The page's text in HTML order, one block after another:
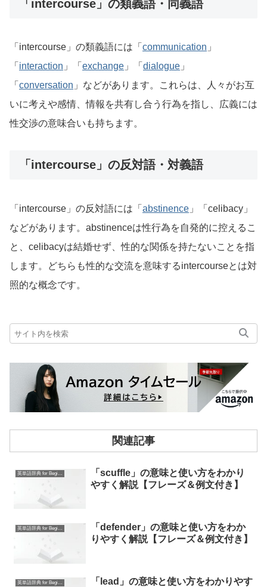
「intercourse」の類義語・同義語
「intercourse」の類義語には「 communication 」
「 interaction 」「 exchange 」「 dialogue 」
「 conversation 」などがあります。これらは、人々がお互
いに考えや感情、情報を共有し合う行為を指し、広義には
性交渉の意味合いも持ちます。
「intercourse」の反対語・対義語
「intercourse」の反対語には「 abstinence 」「celibacy」
などがあります。abstinenceは性行為を自発的に控えるこ
と、celibacyは結婚せず、性的な関係を持たないことを指
します。どちらも性的な交流を意味するintercourseとは対
照的な概念です。
関連記事
英単語辞典 for Beginners
「scuffle」の意味と使い方をわかり
やすく解説【フレーズ＆例文付き】
英単語辞典 for Beginners
「defender」の意味と使い方をわか
りやすく解説【フレーズ＆例文付き】
英単語辞典 for Beginners
「lead」の意味と使い方をわかりやす